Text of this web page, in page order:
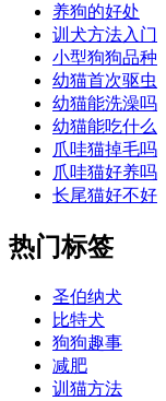
养狗的好处
训犬方法入门
小型狗狗品种
幼猫首次驱虫
幼猫能洗澡吗
幼猫能吃什么
爪哇猫掉毛吗
爪哇猫好养吗
长尾猫好不好
热门标签
圣伯纳犬
比特犬
狗狗趣事
减肥
训猫方法